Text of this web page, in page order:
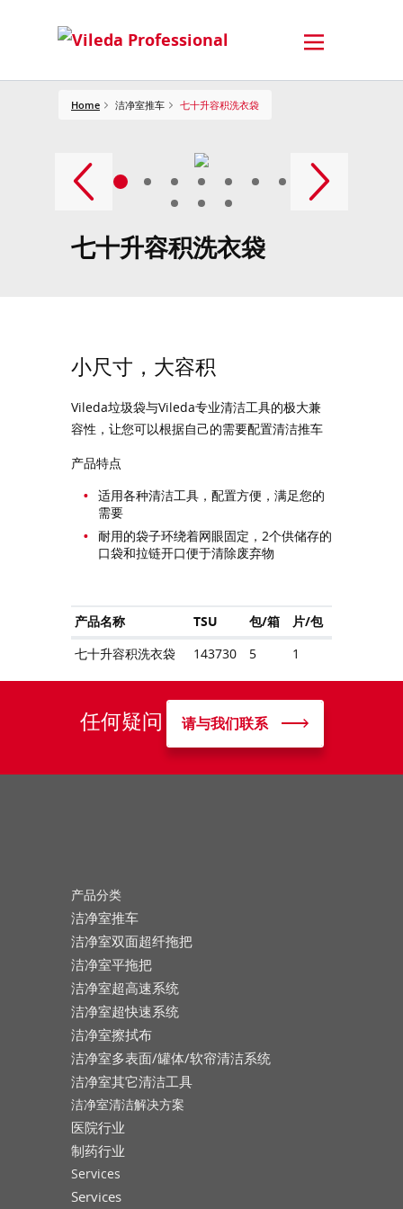
Home 洁净室推车 七十升容积洗衣袋
七十升容积洗衣袋
小尺寸，大容积
Vileda垃圾袋与Vileda专业清洁工具的极大兼
容性，让您可以根据自己的需要配置清洁推车
产品特点
适用各种清洁工具，配置方便，满足您的
需要
耐用的袋子环绕着网眼固定，2个供储存的
口袋和拉链开口便于清除废弃物
产品名称 TSU 包/箱
片/包
七十升容积洗衣袋
143730 5 1
任何疑问 请与我们联系
产品分类
洁净室推车
洁净室双面超纤拖把
洁净室平拖把
洁净室超高速系统
洁净室超快速系统
洁净室擦拭布
洁净室多表面/罐体/软帘清洁系统
洁净室其它清洁工具
洁净室清洁解决方案
医院行业
制药行业
Services
Services